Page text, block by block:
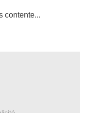
contente...